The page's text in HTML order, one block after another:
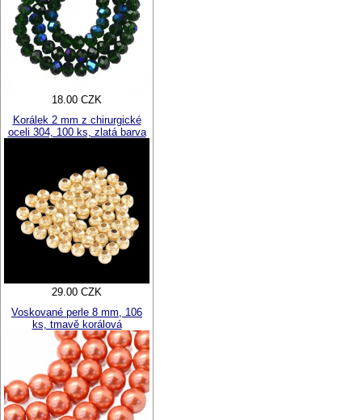
18.00 CZK
Korálek 2 mm z chirurgické
oceli 304, 100 ks, zlatá barva
29.00 CZK
Voskované perle 8 mm, 106
ks, tmavě korálová